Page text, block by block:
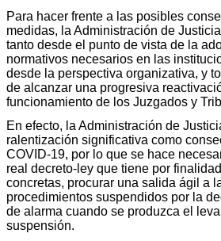
Para hacer frente a las posibles
medidas, la Administración de
tanto desde el punto de vista de la
normativos necesarios en las
desde la perspectiva organizativa, y
de alcanzar una progresiva
funcionamiento de los Juzgados y
En efecto, la Administración de
ralentización significativa como
COVID-19, por lo que se hace
real decreto-ley que tiene por
concretas, procurar una salida ágil a
procedimientos suspendidos por la
de alarma cuando se produzca el
suspensión.